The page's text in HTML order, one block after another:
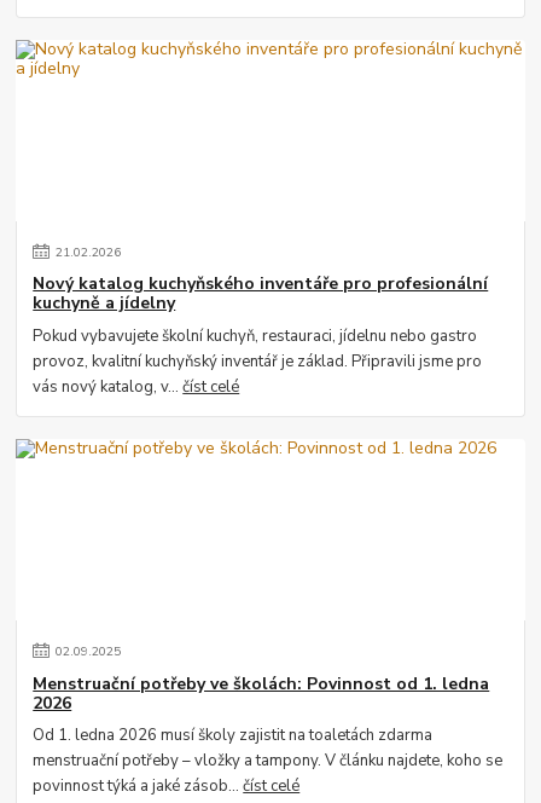
21.02.2026
Nový katalog kuchyňského inventáře pro profesionální
kuchyně a jídelny
Pokud vybavujete školní kuchyň, restauraci, jídelnu nebo gastro
provoz, kvalitní kuchyňský inventář je základ. Připravili jsme pro
vás nový katalog, v...číst celé
02.09.2025
Menstruační potřeby ve školách: Povinnost od 1. ledna
2026
Od 1. ledna 2026 musí školy zajistit na toaletách zdarma
menstruační potřeby – vložky a tampony. V článku najdete, koho se
povinnost týká a jaké zásob...číst celé